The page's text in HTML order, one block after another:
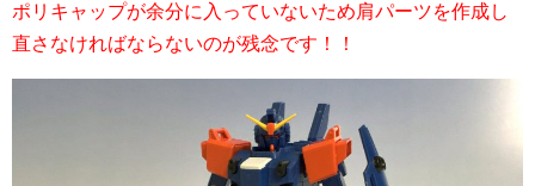
ポリキャップが余分に入っていないため肩パーツを作成し
直さなければならないのが残念です！！